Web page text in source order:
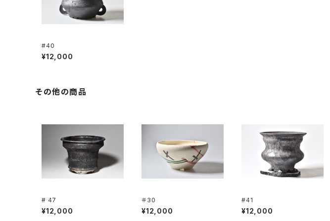
#40
¥12,000
その他の商品
# 47
¥12,000
＃30
¥12,000
#41
¥12,000